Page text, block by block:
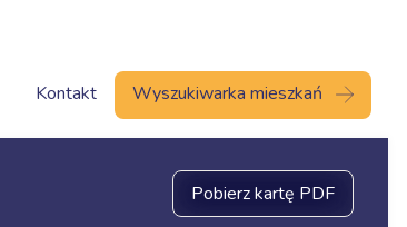
Kontakt Wyszukiwarka mieszkań
Pobierz kartę PDF